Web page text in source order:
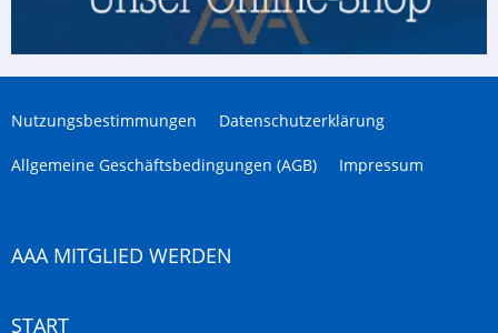
Nutzungsbestimmungen Datenschutzerklärung
Allgemeine Geschäftsbedingungen (AGB) Impressum
AAA MITGLIED WERDEN
START